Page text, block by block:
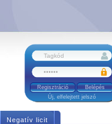
Regisztráció
Új, elfelejtett jelszó
Negatív licit